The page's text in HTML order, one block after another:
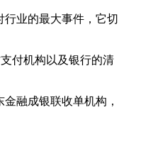
业的最大事件，它切
付机构以及银行的清
融成银联收单机构，